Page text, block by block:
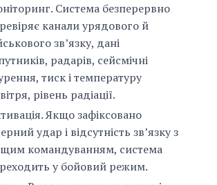
Система безперервно
канали урядового й
звʼязку, дані
радарів, сейсмічні
тиск і температуру
рівень радіації.
Якщо зафіксовано
удар і відсутність зв’язку з
командуванням, система
у бойовий режим.